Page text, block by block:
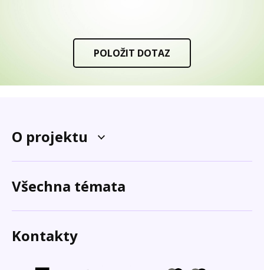
POLOŽIT DOTAZ
O projektu
Všechna témata
Kontakty